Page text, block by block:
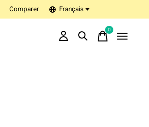
Comparer Français
0items